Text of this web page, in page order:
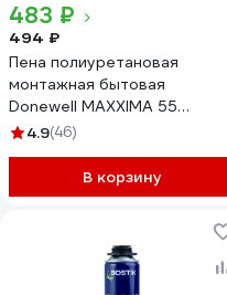
483 ₽
494 ₽
Пена полиуретановая
монтажная бытовая
Donewell MAXXIMA 55
всесезонная DPH10UMAXX55
4.9(46)
В корзину